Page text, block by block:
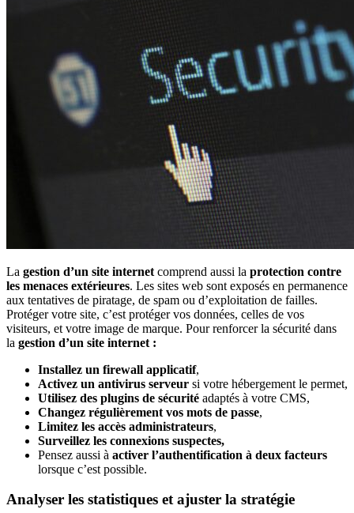
La gestion d’un site internet comprend aussi la protection contre
les menaces extérieures. Les sites web sont exposés en permanence
aux tentatives de piratage, de spam ou d’exploitation de failles.
Protéger votre site, c’est protéger vos données, celles de vos
visiteurs, et votre image de marque. Pour renforcer la sécurité dans
la gestion d’un site internet :
Installez un firewall applicatif,
Activez un antivirus serveur si votre hébergement le permet,
Utilisez des plugins de sécurité adaptés à votre CMS,
Changez régulièrement vos mots de passe,
Limitez les accès administrateurs,
Surveillez les connexions suspectes,
Pensez aussi à activer l’authentification à deux facteurs
lorsque c’est possible.
Analyser les statistiques et ajuster la stratégie